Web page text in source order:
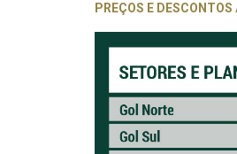
PREÇOS E DESCONTOS